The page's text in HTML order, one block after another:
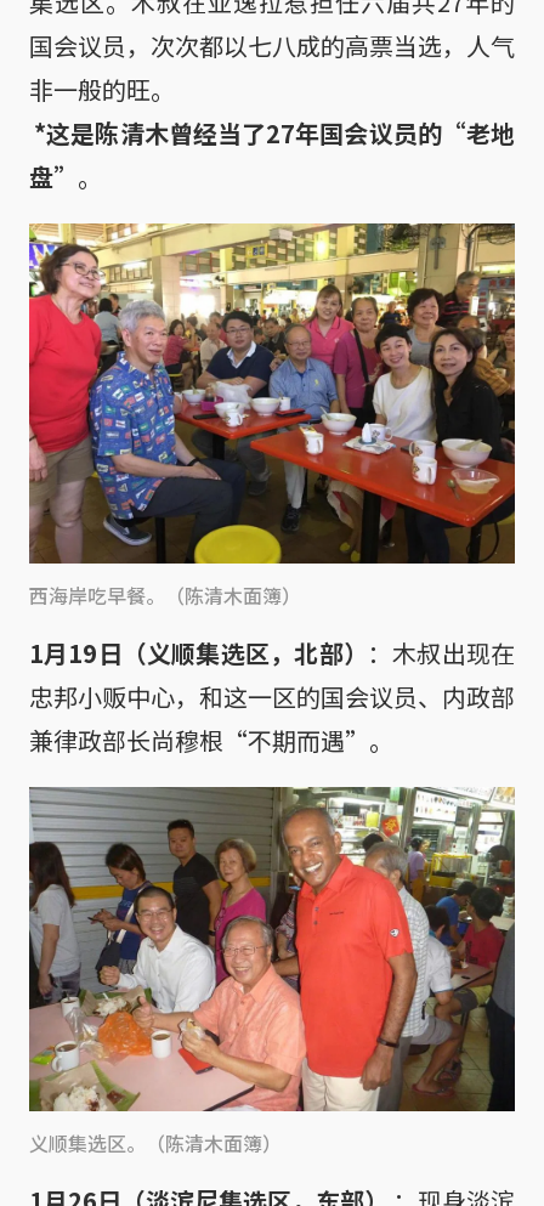
国会议员，次次都以七八成的高票当选，人气
非一般的旺。
*这是陈清木曾经当了27年国会议员的“老地
盘” 。
西海岸吃早餐。（陈清木面簿）
1月19日（义顺集选区，北部） ：木叔出现在
忠邦小贩中心，和这一区的国会议员、内政部
兼律政部长尚穆根“不期而遇”。
义顺集选区。（陈清木面簿）